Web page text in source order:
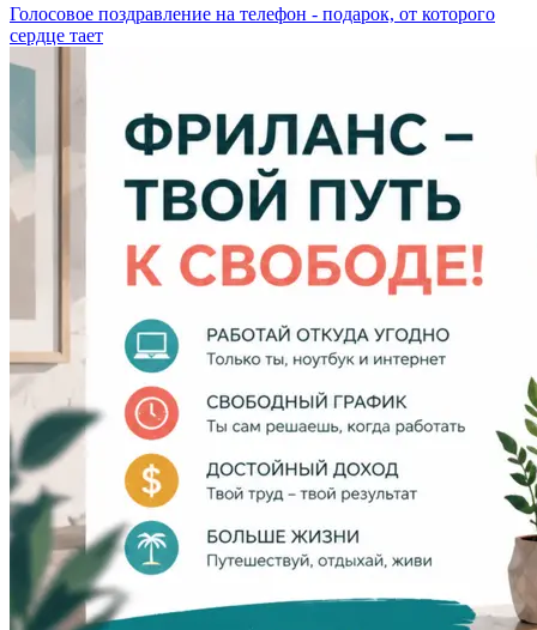
Голосовое поздравление на телефон - подарок, от которого
сердце тает